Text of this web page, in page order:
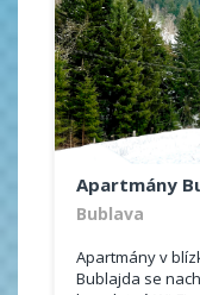
Apartmány
Bublava
Apartmány v
Bublajda se